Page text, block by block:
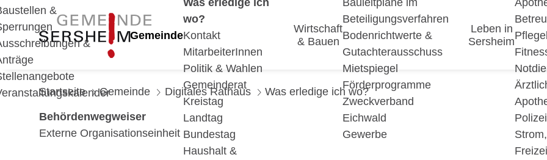
&
&
Gemeinde
wo?
Kontakt
MitarbeiterInnen
Politik & Wahlen
Gemeinderat
Kreistag
Landtag
Bundestag
Haushalt &
Wirtschaft
& Bauen
Beteiligungsverfahren
Bodenrichtwerte &
Gutachterausschuss
Mietspiegel
Förderprogramme
Zweckverband
Eichwald
Gewerbe
Leben in
Sersheim
Startseite Gemeinde Digitales Rathaus Was erledige ich wo?
Behördenwegweiser
Externe Organisationseinheit